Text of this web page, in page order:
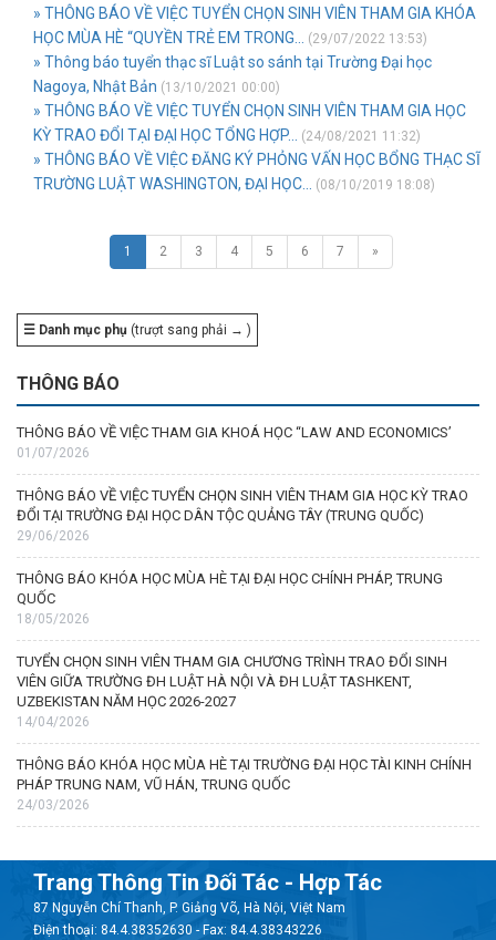
» THÔNG BÁO VỀ VIỆC TUYỂN CHỌN SINH VIÊN THAM GIA KHÓA
HỌC MÙA HÈ “QUYỀN TRẺ EM TRONG...
(29/07/2022 13:53)
» Thông báo tuyển thạc sĩ Luật so sánh tại Trường Đại học
Nagoya, Nhật Bản (13/10/2021 00:00)
» THÔNG BÁO VỀ VIỆC TUYỂN CHỌN SINH VIÊN THAM GIA HỌC
KỲ TRAO ĐỔI TẠI ĐẠI HỌC TỔNG HỢP...
(24/08/2021 11:32)
» THÔNG BÁO VỀ VIỆC ĐĂNG KÝ PHỎNG VẤN HỌC BỔNG THẠC SĨ
TRƯỜNG LUẬT WASHINGTON, ĐẠI HỌC...
(08/10/2019 18:08)
1 2 3 4 5 6 7 »
☰ Danh mục phụ (trượt sang phải → )
THÔNG BÁO
THÔNG BÁO VỀ VIỆC THAM GIA KHOÁ HỌC “LAW AND ECONOMICS’
01/07/2026
THÔNG BÁO VỀ VIỆC TUYỂN CHỌN SINH VIÊN THAM GIA HỌC KỲ TRAO
ĐỔI TẠI TRƯỜNG ĐẠI HỌC DÂN TỘC QUẢNG TÂY (TRUNG QUỐC)
29/06/2026
THÔNG BÁO KHÓA HỌC MÙA HÈ TẠI ĐẠI HỌC CHÍNH PHÁP, TRUNG
QUỐC
18/05/2026
TUYỂN CHỌN SINH VIÊN THAM GIA CHƯƠNG TRÌNH TRAO ĐỔI SINH
VIÊN GIỮA TRƯỜNG ĐH LUẬT HÀ NỘI VÀ ĐH LUẬT TASHKENT,
UZBEKISTAN NĂM HỌC 2026-2027
14/04/2026
THÔNG BÁO KHÓA HỌC MÙA HÈ TẠI TRƯỜNG ĐẠI HỌC TÀI KINH CHÍNH
PHÁP TRUNG NAM, VŨ HÁN, TRUNG QUỐC
24/03/2026
Trang Thông Tin Đối Tác - Hợp Tác
87 Nguyễn Chí Thanh, P. Giảng Võ, Hà Nội, Việt Nam
Điện thoại: 84.4.38352630 - Fax: 84.4.38343226